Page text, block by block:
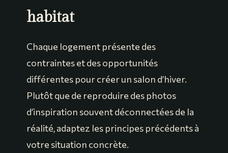
habitat
Chaque logement présente des
contraintes et des opportunités
différentes pour créer un salon d’hiver.
Plutôt que de reproduire des photos
d’inspiration souvent déconnectées de la
réalité, adaptez les principes précédents à
votre situation concrète.